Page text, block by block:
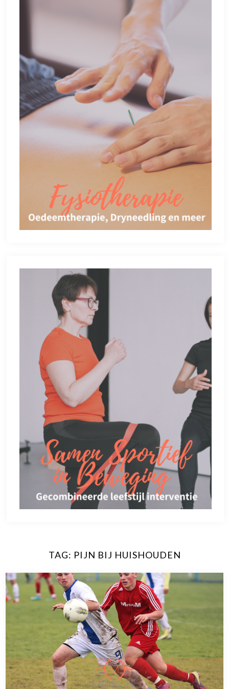
TAG: PIJN BIJ HUISHOUDEN